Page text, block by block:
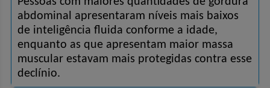
abdominal apresentaram níveis mais baixos
de inteligência fluida conforme a idade,
enquanto as que apresentam maior massa
muscular estavam mais protegidas contra esse
declínio.